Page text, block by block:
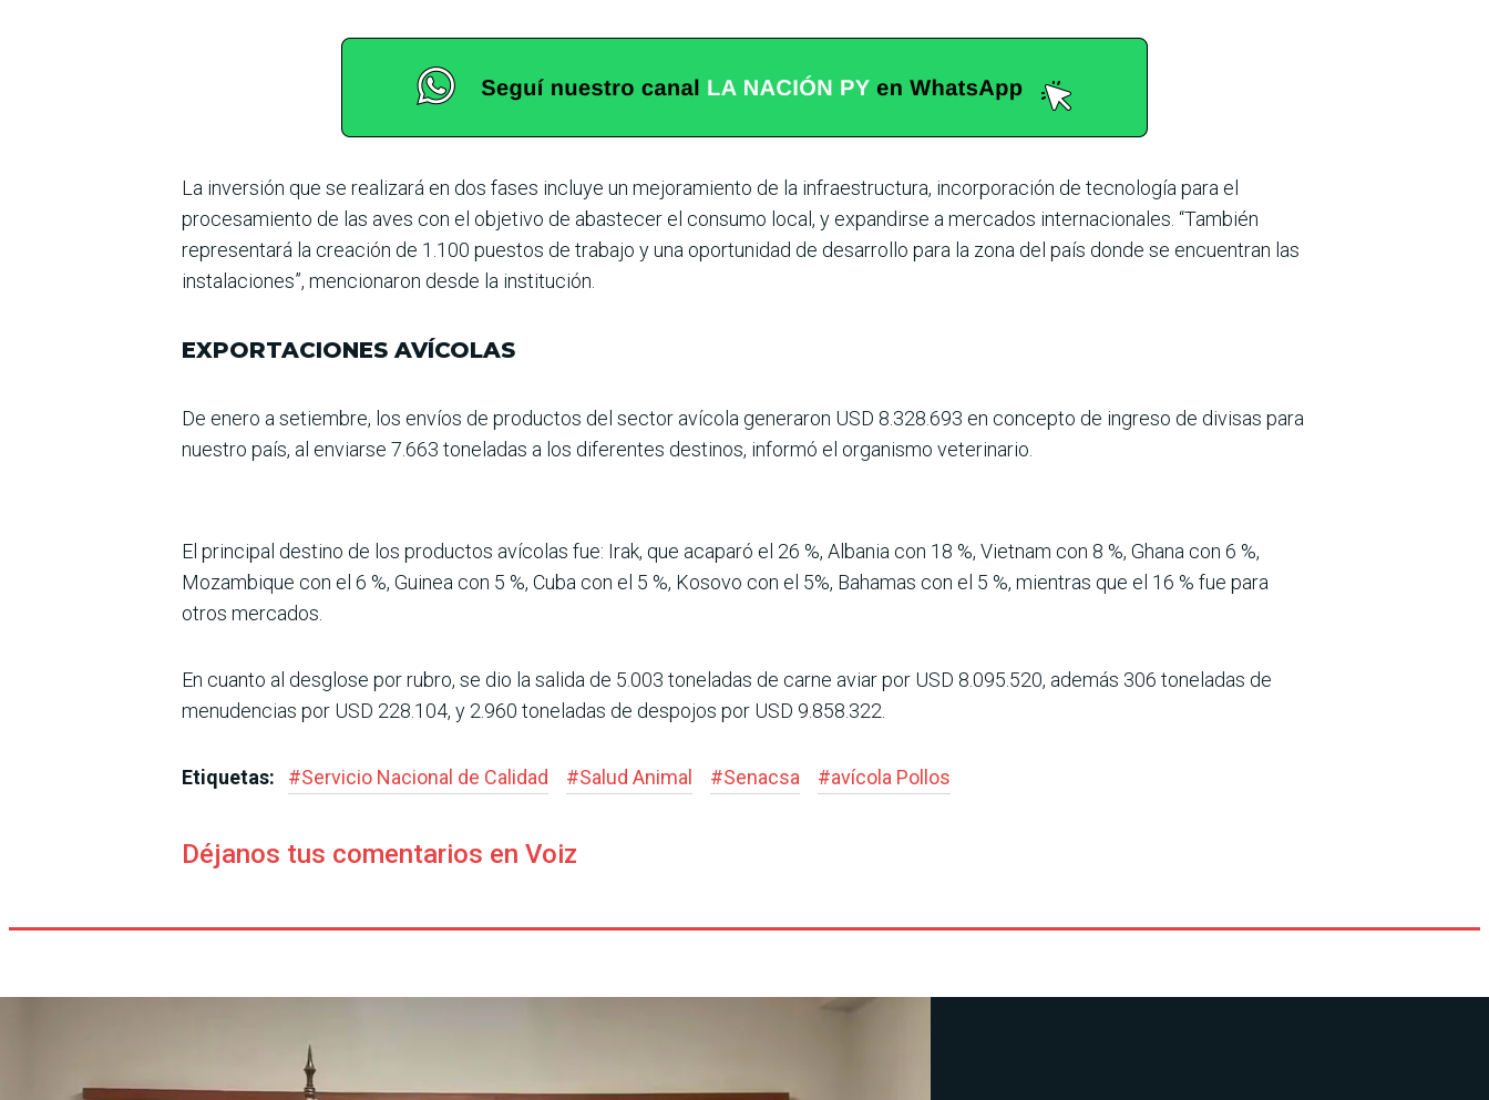
La inversión que se realizará en dos fases incluye un mejo­ramiento de la infraestruc­tura, incorporación de tecno­logía para el
procesamiento de las aves con el objetivo de abastecer el consumo local, y expandirse a mercados inter­nacionales. “También
repre­sentará la creación de 1.100 puestos de trabajo y una opor­tunidad de desarrollo para la zona del país donde se encuen­tran las
instalaciones”, men­cionaron desde la institución.
EXPORTACIONES AVÍCOLAS
De enero a setiembre, los envíos de productos del sec­tor avícola generaron USD 8.328.693 en concepto de ingreso de divisas para
nues­tro país, al enviarse 7.663 toneladas a los diferentes destinos, informó el orga­nismo veterinario.
El principal destino de los productos avícolas fue: Irak, que acaparó el 26 %, Albania con 18 %, Vietnam con 8 %, Ghana con 6 %,
Mozambi­que con el 6 %, Guinea con 5 %, Cuba con el 5 %, Kosovo con el 5%, Bahamas con el 5 %, mientras que el 16 % fue para
otros mercados.
En cuanto al desglose por rubro, se dio la salida de 5.003 toneladas de carne aviar por USD 8.095.520, además 306 toneladas de
menudencias por USD 228.104, y 2.960 tonela­das de despojos por USD 9.858.322.
Etiquetas: #Servicio Nacional de Cali­dad #Salud Animal #Senacsa #avícola Pollos
Déjanos tus comentarios en Voiz